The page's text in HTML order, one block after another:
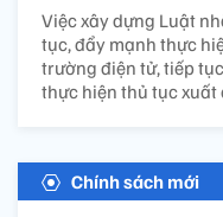
Việc xây dựng Luật
tục, đẩy mạnh thực
trường điện tử, tiếp
thực hiện thủ tục xuất
Chính sách mới